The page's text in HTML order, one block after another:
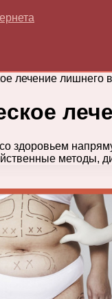
лечение лишнего
здоровьем
методы,